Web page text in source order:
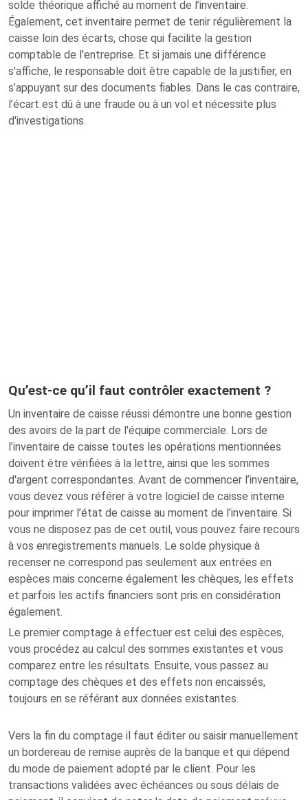
solde théorique affiché au moment de l’inventaire.
Également, cet inventaire permet de tenir régulièrement la
caisse loin des écarts, chose qui facilite la gestion
comptable de l'entreprise. Et si jamais une différence
s'affiche, le responsable doit être capable de la justifier, en
s’appuyant sur des documents fiables. Dans le cas contraire,
l’écart est dû à une fraude ou à un vol et nécessite plus
d'investigations.
Qu’est-ce qu’il faut contrôler exactement ?
Un inventaire de caisse réussi démontre une bonne gestion
des avoirs de la part de l'équipe commerciale. Lors de
l’inventaire de caisse toutes les opérations mentionnées
doivent être vérifiées à la lettre, ainsi que les sommes
d'argent correspondantes. Avant de commencer l’inventaire,
vous devez vous référer à votre logiciel de caisse interne
pour imprimer l’état de caisse au moment de l'inventaire. Si
vous ne disposez pas de cet outil, vous pouvez faire recours
à vos enregistrements manuels. Le solde physique à
recenser ne correspond pas seulement aux entrées en
espèces mais concerne également les chèques, les effets
et parfois les actifs financiers sont pris en considération
également.
Le premier comptage à effectuer est celui des espèces,
vous procédez au calcul des sommes existantes et vous
comparez entre les résultats. Ensuite, vous passez au
comptage des chèques et des effets non encaissés,
toujours en se référant aux données existantes.
Vers la fin du comptage il faut éditer ou saisir manuellement
un bordereau de remise auprès de la banque et qui dépend
du mode de paiement adopté par le client. Pour les
transactions validées avec échéances ou sous délais de